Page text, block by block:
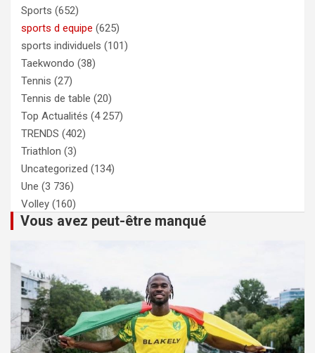
Sports (652)
sports d equipe (625)
sports individuels (101)
Taekwondo (38)
Tennis (27)
Tennis de table (20)
Top Actualités (4 257)
TRENDS (402)
Triathlon (3)
Uncategorized (134)
Une (3 736)
Volley (160)
Vous avez peut-être manqué